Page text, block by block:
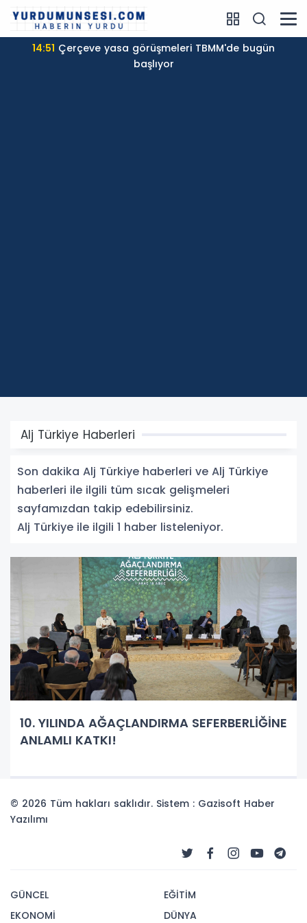
14:51
başlıyor
Alj Türkiye Haberleri
Son dakika Alj Türkiye haberleri ve Alj Türkiye
haberleri ile ilgili tüm sıcak gelişmeleri
sayfamızdan takip edebilirsiniz.
Alj Türkiye ile ilgili 1 haber listeleniyor.
10. YILINDA AĞAÇLANDIRMA SEFERBERLİĞİNE
ANLAMLI KATKI!
© 2026 Tüm hakları saklıdır. Sistem : Gazisoft Haber
Yazılımı
GÜNCEL
EKONOMİ
EĞİTİM
DÜNYA